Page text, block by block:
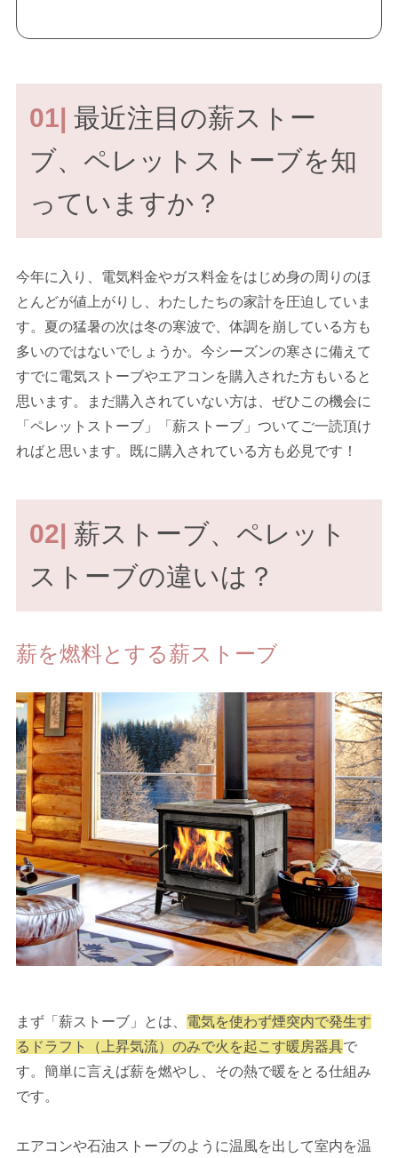
01| 最近注目の薪ストー
ブ、ペレットストーブを知
っていますか？
今年に入り、電気料金やガス料金をはじめ身の周りのほ
とんどが値上がりし、わたしたちの家計を圧迫していま
す。夏の猛暑の次は冬の寒波で、体調を崩している方も
多いのではないでしょうか。今シーズンの寒さに備えて
すでに電気ストーブやエアコンを購入された方もいると
思います。まだ購入されていない方は、ぜひこの機会に
「ペレットストーブ」「薪ストーブ」ついてご一読頂け
ればと思います。既に購入されている方も必見です！
02| 薪ストーブ、ペレット
ストーブの違いは？
薪を燃料とする薪ストーブ
まず「薪ストーブ」とは、 電気を使わず煙突内で発生す
るドラフト（上昇気流）のみで火を起こす暖房器具で
す。簡単に言えば薪を燃やし、その熱で暖をとる仕組み
です。
エアコンや石油ストーブのように温風を出して室内を温